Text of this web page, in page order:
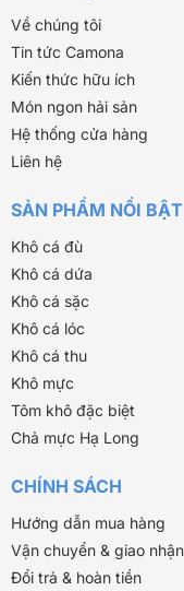
Về chúng tôi
Tin tức Camona
Kiến thức hữu ích
Món ngon hải sản
Hệ thống cửa hàng
Liên hệ
SẢN PHẨM NỔI BẬT
Khô cá đù
Khô cá dứa
Khô cá sặc
Khô cá lóc
Khô cá thu
Khô mực
Tôm khô đặc biệt
Chả mực Hạ Long
CHÍNH SÁCH
Hướng dẫn mua hàng
Vận chuyển & giao nhận
Đổi trả & hoàn tiền